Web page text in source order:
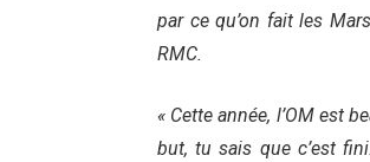
par ce qu’on fait les
RMC.
« Cette année, l’OM est
but, tu sais que c’est